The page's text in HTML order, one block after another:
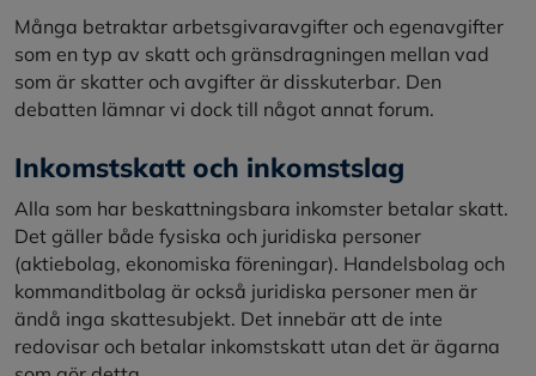
Många betraktar arbetsgivaravgifter och egenavgifter
som en typ av skatt och gränsdragningen mellan vad
som är skatter och avgifter är disskuterbar. Den
debatten lämnar vi dock till något annat forum.
Inkomstskatt och inkomstslag
Alla som har beskattningsbara inkomster betalar skatt.
Det gäller både fysiska och juridiska personer
(aktiebolag, ekonomiska föreningar). Handelsbolag och
kommanditbolag är också juridiska personer men är
ändå inga skattesubjekt. Det innebär att de inte
redovisar och betalar inkomstskatt utan det är ägarna